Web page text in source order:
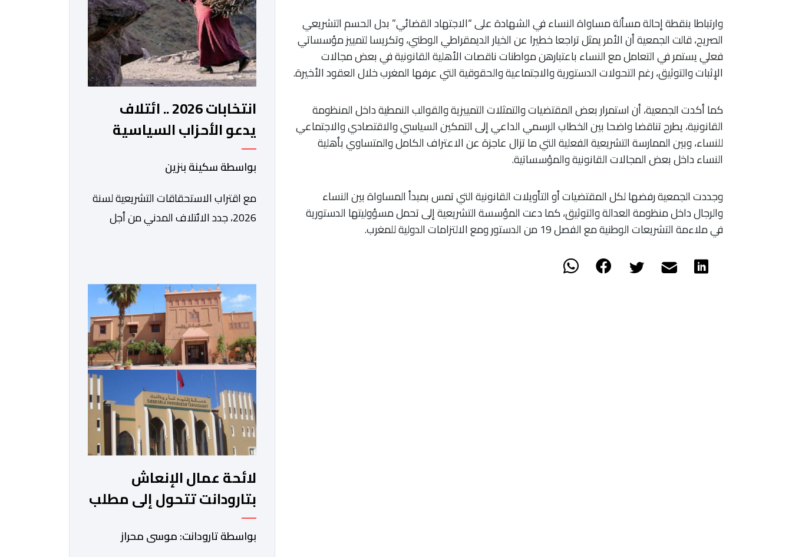
وارتباطا بنقطة إحالة مسألة مساواة النساء في الشهادة على “الاجتهاد القضائي” بدل الحسم التشريعي
الصريح، قالت الجمعية أن الأمر يمثل تراجعا خطيرا عن الخيار الديمقراطي الوطني، وتكريسا لتمييز مؤسساتي
فعلي يستمر في التعامل مع النساء باعتبارهن مواطنات ناقصات الأهلية القانونية في بعض مجالات
الإثبات والتوثيق، رغم التحولات الدستورية والاجتماعية والحقوقية التي عرفها المغرب خلال العقود الأخيرة.
كما أكدت الجمعية، أن استمرار بعض المقتضيات والتمثلات التمييزية والقوالب النمطية داخل المنظومة
القانونية، يطرح تناقضا واضحا بين الخطاب الرسمي الداعي إلى التمكين السياسي والاقتصادي والاجتماعي
للنساء، وبين الممارسة التشريعية الفعلية التي ما تزال عاجزة عن الاعتراف الكامل والمتساوي بأهلية
النساء داخل بعض المجالات القانونية والمؤسساتية.
وجددت الجمعية رفضها لكل المقتضيات أو التأويلات القانونية التي تمس بمبدأ المساواة بين النساء
والرجال داخل منظومة العدالة والتوثيق، كما دعت المؤسسة التشريعية إلى تحمل مسؤوليتها الدستورية
في ملاءمة التشريعات الوطنية مع الفصل 19 من الدستور ومع الالتزامات الدولية للمغرب.
انتخابات 2026 .. ائتلاف
يدعو الأحزاب السياسية
لتبني التزامات واضحة تجاه
المناطق الجبلية
بواسطة سكينة بنزين
مع اقتراب الاستحقاقات التشريعية لسنة
2026، جدد الائتلاف المدني من أجل
مذكرة مطلبية، دعا فيها الأحزاب
السياسية، إلى ادراج 10 التزامات ضمن
برامجها الانتخابية المنتظرة، في إطار تعاقد
سياسي مع المناطق الجبلية والانتقال
من الوعود الانتخابية إلى التزامات عملية
[…]
لائحة عمال الإنعاش
بتارودانت تتحول إلى مطلب
شعبي ملح.. فمن يجيب؟.
بواسطة تارودانت: موسى محراز